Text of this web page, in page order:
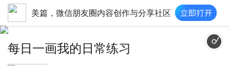
美篇，微信朋友圈内容创作与分享社区
每日一画我的日常练习